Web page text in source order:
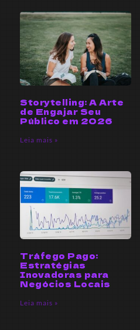
Storytelling: A Arte
de Engajar Seu
Público em 2026
Leia mais »
Tráfego Pago:
Estratégias
Inovadoras para
Negócios Locais
Leia mais »